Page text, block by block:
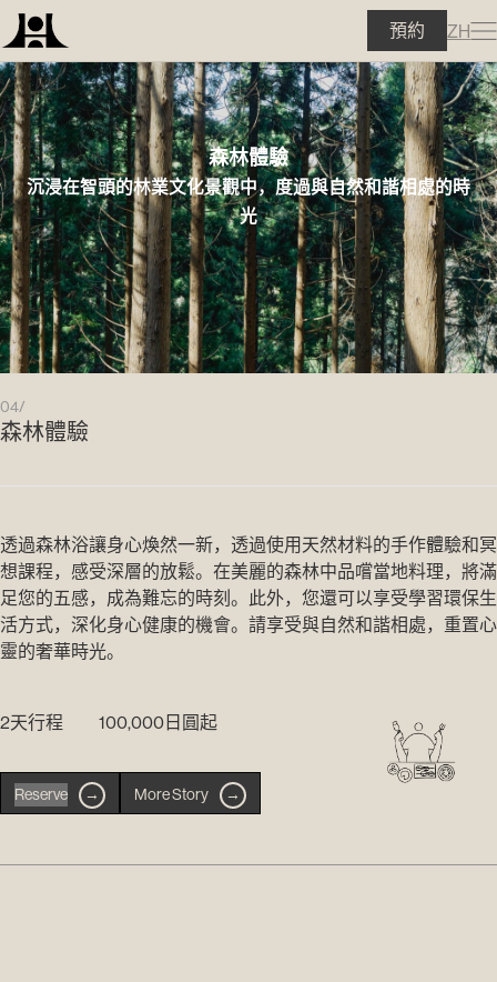
預約 ZH
森林體驗
沉浸在智頭的林業文化景觀中，度過與自然和諧相處的時
光
04/
森林體驗
透過森林浴讓身心煥然一新，透過使用天然材料的手作體驗和冥
想課程，感受深層的放鬆。在美麗的森林中品嚐當地料理，將滿
足您的五感，成為難忘的時刻。此外，您還可以享受學習環保生
活方式，深化身心健康的機會。請享受與自然和諧相處，重置心
靈的奢華時光。
2天行程 100,000日圓起
Reserve → More Story →